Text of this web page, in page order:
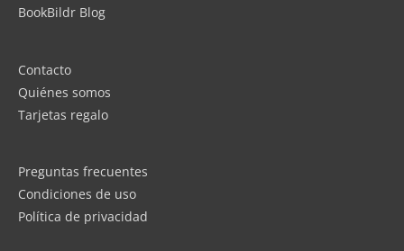
BookBildr Blog
Contacto
Quiénes somos
Tarjetas regalo
Preguntas frecuentes
Condiciones de uso
Política de privacidad